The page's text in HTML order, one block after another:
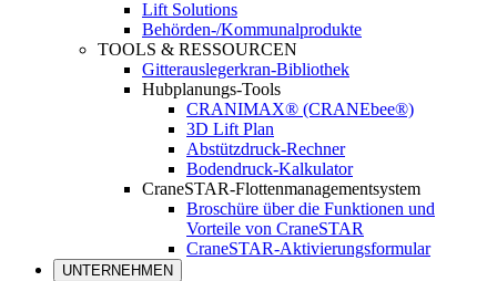
Lift Solutions
Behörden-/Kommunalprodukte
TOOLS & RESSOURCEN
Gitterauslegerkran-Bibliothek
Hubplanungs-Tools
CRANIMAX® (CRANEbee®)
3D Lift Plan
Abstützdruck-Rechner
Bodendruck-Kalkulator
CraneSTAR-Flottenmanagementsystem
Broschüre über die Funktionen und
Vorteile von CraneSTAR
CraneSTAR-Aktivierungsformular
UNTERNEHMEN